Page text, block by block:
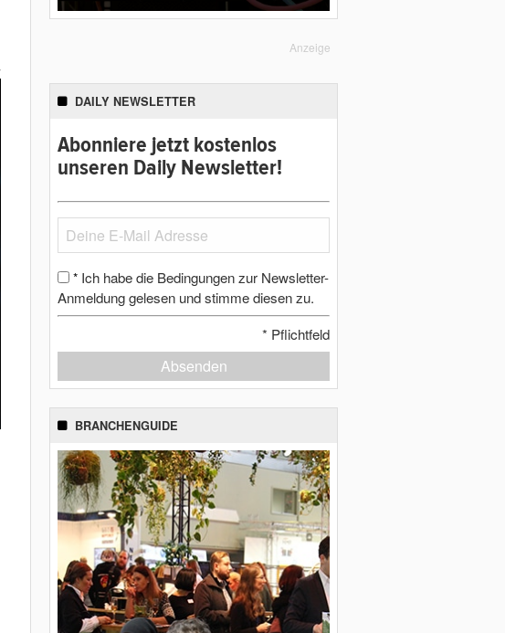
Anzeige
DAILY NEWSLETTER
Abonniere jetzt kostenlos
unseren Daily Newsletter!
* Ich habe die Bedingungen zur Newsletter-
Anmeldung gelesen und stimme diesen zu.
* Pflichtfeld
Absenden
BRANCHENGUIDE